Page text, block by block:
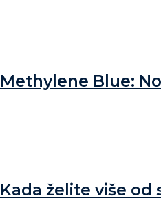
Methylene Blue:
Kada želite više od